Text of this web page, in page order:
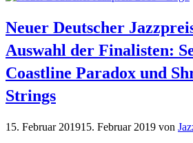
Neuer Deutscher
Auswahl der Finalisten:
Coastline Paradox und
Strings
15. Februar 201915. Februar 2019 von